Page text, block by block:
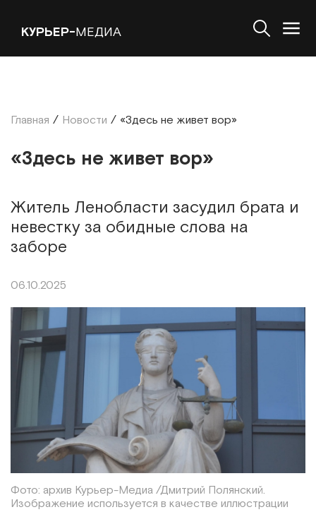
КУРЬЕР-МЕДИА
Главная / Новости / «Здесь не живет вор»
«Здесь не живет вор»
Житель Ленобласти засудил брата и
невестку за обидные слова на
заборе
06.10.2025
Фото: архив Курьер-Медиа /Дмитрий Полянский.
Изображение используется в качестве иллюстрации